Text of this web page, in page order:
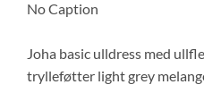
No Caption
Joha basic ulldress med
trylleføtter light grey